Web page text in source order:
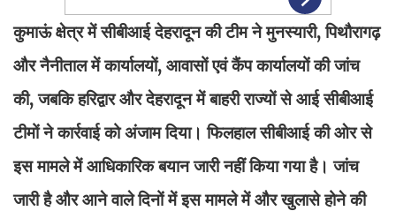
कुमाऊं क्षेत्र में सीबीआई देहरादून की टीम ने मुनस्यारी, पिथौरागढ़
और नैनीताल में कार्यालयों, आवासों एवं कैंप कार्यालयों की जांच
की, जबकि हरिद्वार और देहरादून में बाहरी राज्यों से आई सीबीआई
टीमों ने कार्रवाई को अंजाम दिया। फिलहाल सीबीआई की ओर से
इस मामले में आधिकारिक बयान जारी नहीं किया गया है। जांच
जारी है और आने वाले दिनों में इस मामले में और खुलासे होने की